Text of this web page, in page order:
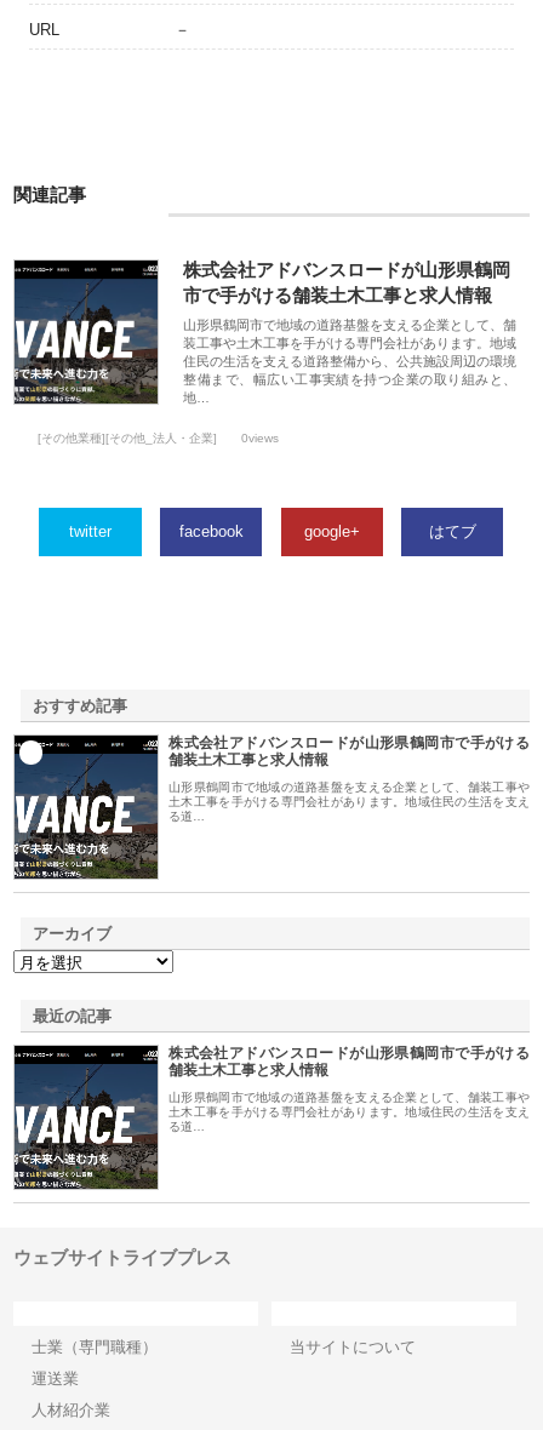
URL －
関連記事
株式会社アドバンスロードが山形県鶴岡
市で手がける舗装土木工事と求人情報
山形県鶴岡市で地域の道路基盤を支える企業として、舗
装工事や土木工事を手がける専門会社があります。地域
住民の生活を支える道路整備から、公共施設周辺の環境
整備まで、幅広い工事実績を持つ企業の取り組みと、
地…
[その他業種][その他_法人・企業] 0views
twitter facebook google+ はてブ
おすすめ記事
株式会社アドバンスロードが山形県鶴岡市で手がける
舗装土木工事と求人情報
山形県鶴岡市で地域の道路基盤を支える企業として、舗装工事や
土木工事を手がける専門会社があります。地域住民の生活を支え
る道…
アーカイブ
最近の記事
株式会社アドバンスロードが山形県鶴岡市で手がける
舗装土木工事と求人情報
山形県鶴岡市で地域の道路基盤を支える企業として、舗装工事や
土木工事を手がける専門会社があります。地域住民の生活を支え
る道…
ウェブサイトライブプレス
士業（専門職種）
運送業
人材紹介業
当サイトについて